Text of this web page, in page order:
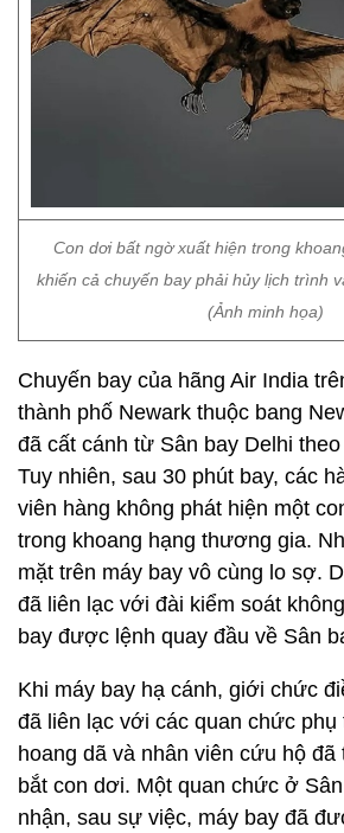
Con dơi bất ngờ xuất hiện trong
khiến cả chuyến bay phải hủy lịch trình
(Ảnh minh họa)
Chuyến bay của hãng Air India
thành phố Newark thuộc bang
đã cất cánh từ Sân bay Delhi
Tuy nhiên, sau 30 phút bay, các
viên hàng không phát hiện một
trong khoang hạng thương gia.
mặt trên máy bay vô cùng lo sợ.
đã liên lạc với đài kiểm soát
bay được lệnh quay đầu về Sân
Khi máy bay hạ cánh, giới chức
đã liên lạc với các quan chức phụ
hoang dã và nhân viên cứu hộ
bắt con dơi. Một quan chức ở
nhận, sau sự việc, máy bay đã